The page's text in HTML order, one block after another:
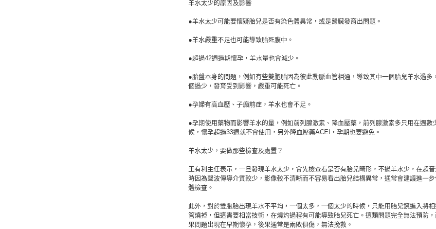
羊水太少的原因及影響
●羊水太少可能要懷疑胎兒是否有染色體異常，或是腎臟發育出問題。
●羊水嚴重不足也可能導致胎死腹中。
●超過42週過期懷孕，羊水量也會減少。
●胎盤本身的問題，例如有些雙胞胎因為彼此動脈血管相通，導致其中一個胎兒羊水過多
個過少，發育受到影響，嚴重可能死亡。
●孕婦有高血壓、子癲前症，羊水也會不足。
●孕期使用藥物而影響羊水的量，例如前列腺激素、降血壓藥，前列腺激素多只用在週數
候，懷孕超過33週就不會使用，另外降血壓藥ACEI，孕期也要避免。
羊水太少，要做那些檢查及處置？
王有利主任表示，一旦發現羊水太少，會先檢查看是否有胎兒畸形，不過羊水少，在超
時因為聲波傳導介質較少，影像較不清晰而不容易看出胎兒結構異常，通常會建議進一
體檢查。
此外，對於雙胞胎出現羊水不平均，一個太多，一個太少的時候，只能用胎兒鏡進入將
管燒掉，但這需要相當技術，在燒灼過程有可能導致胎兒死亡。這類問題完全無法預防
果問題出現在早期懷孕，後果通常是兩敗俱傷，無法挽救。